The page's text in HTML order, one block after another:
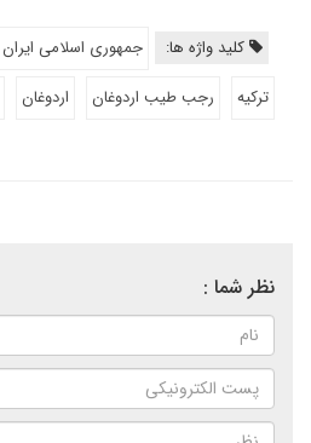
کلید واژه ها: جمهوری اسلامی ایران
ترکیه
رجب طیب اردوغان اردوغان
نظر شما :